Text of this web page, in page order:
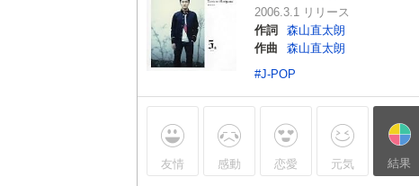
2006.3.1 リリース
作詞
森山直太朗
作曲
森山直太朗
#J-POP
友情 感動 恋愛 元気 結果